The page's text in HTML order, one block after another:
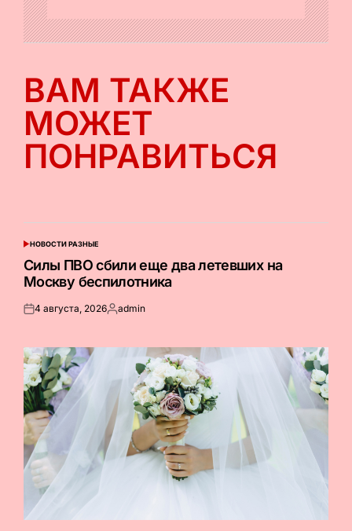
ВАМ ТАКЖЕ
МОЖЕТ
ПОНРАВИТЬСЯ
ОПУБЛИКОВАНО
НОВОСТИ РАЗНЫЕ
Силы ПВО сбили еще два летевших на
Москву беспилотника
Опубликовано
4 августа, 2026Запись
admin